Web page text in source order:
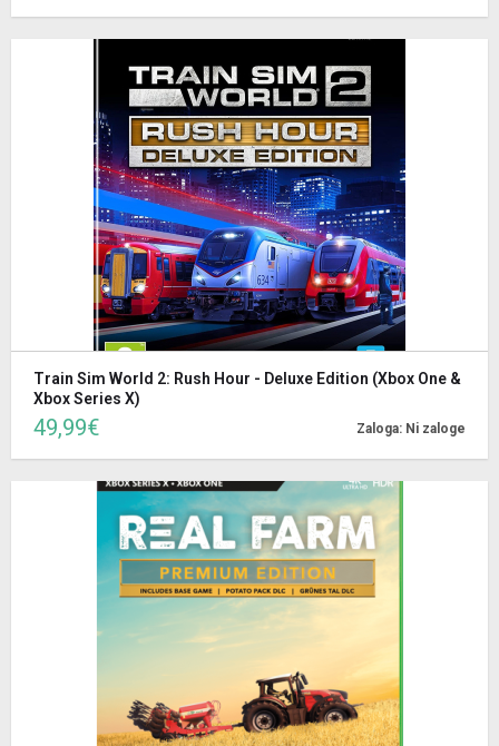
Train Sim World 2: Rush Hour - Deluxe Edition (Xbox One &
Xbox Series X)
49,99€ Zaloga: Ni zaloge